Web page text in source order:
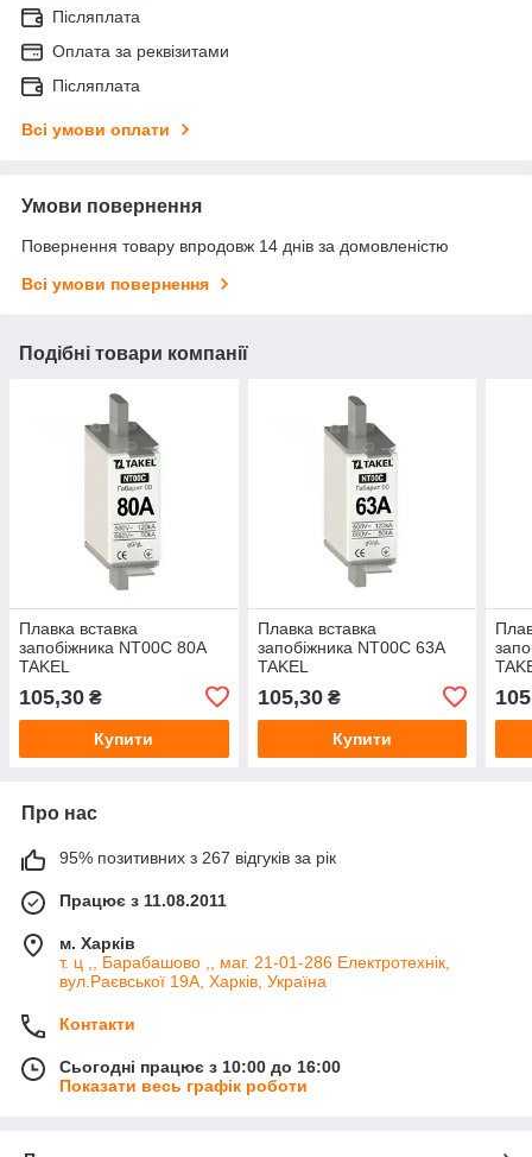
Післяплата
Оплата за реквізитами
Післяплата
Всі умови оплати
Умови повернення
Повернення товару впродовж 14 днів за домовленістю
Всі умови повернення
Подібні товари компанії
Плавка вставка
запобіжника NT00С 80А
TAKEL
105,30 ₴
Купити
Плавка вставка
запобіжника NT00С 63А
TAKEL
105,30₴
Купити
Про нас
95% позитивних з 267 відгуків за рік
Працює з 11.08.2011
м. Харків
т. ц ,, Барабашово ,, маг. 21-01-286 Електротехнік,
вул.Раєвської 19А, Харків, Україна
Контакти
Сьогодні працює з 10:00 до 16:00
Показати весь графік роботи